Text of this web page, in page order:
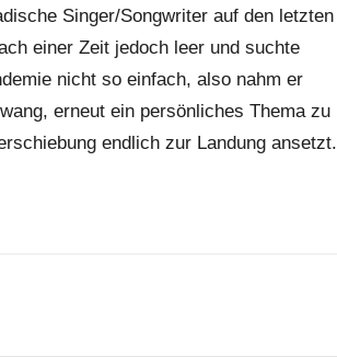
Singer/Songwriter auf den letzten
einer Zeit jedoch leer und suchte
nicht so einfach, also nahm er
erneut ein persönliches Thema zu
endlich zur Landung ansetzt.